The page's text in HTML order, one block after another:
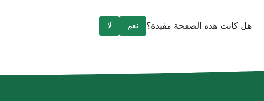
هل كانت هذه الصفحة مفيدة؟ نعم لا